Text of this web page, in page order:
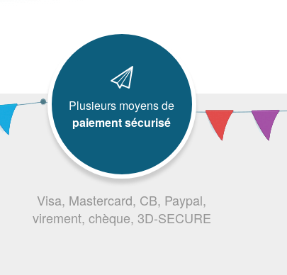
Plusieurs moyens de
paiement sécurisé
Visa, Mastercard, CB, Paypal,
virement, chèque, 3D-SECURE